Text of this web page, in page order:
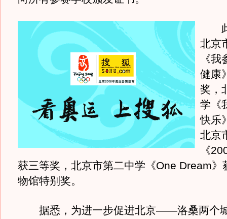
此
北京
《
健康
奖，
学《
快乐
北京
《
获三等奖，北京市第二中学《One Dream》
物馆特别奖。
据悉，为进一步促进北京——洛桑两个